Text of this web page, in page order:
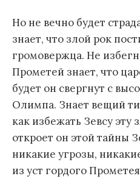
Но не вечно будет
знает, что злой рок
громовержца. Не
Прометей знает, что
будет он свергнут с
Олимпа. Знает вещий
как избежать Зевсу эту
откроет он этой тайны
никакие угрозы,
из уст гордого